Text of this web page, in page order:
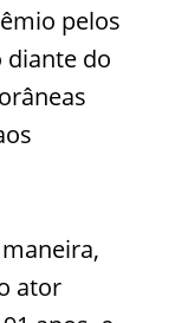
pelos
diante do
ator